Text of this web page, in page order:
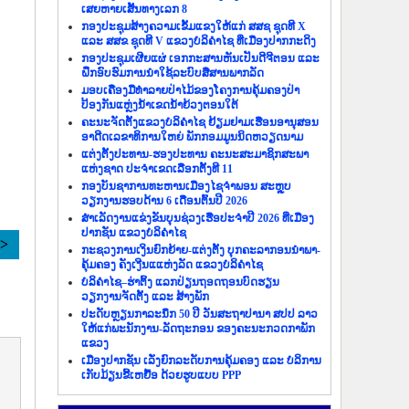
ເສຍຫາຍເສັ້ນທາງເລກ 8
ກອງປະຊຸມສ້າງຄວາມເຂັ້ມແຂງໃຫ້ແກ່ ສສຊ ຊຸດທີ X
ແລະ ສສຂ ຊຸດທີ V ແຂວງບໍລິຄຳໄຊ ທີ່ເມືອງປາກກະດິງ
ກອງປະຊຸມເຜີຍແຜ່ ເອກກະສານຫັນເປັນດີຈີຕອນ ແລະ
ຝຶກອົບຮົມການນຳໃຊ້ລະບົບສື່ສານພາກລັດ
ມອບເຄື່ອງມືທຳລາຍປ່າໄມ້ຂອງໂຄງການຄຸ້ມຄອງປ່າ
ປ້ອງກັນແຫຼ່ງນ້ຳເຂດນ້ຳຍ້ວງຕອນໃຕ້
ຄະນະຈັດຕັ້ງແຂວງບໍລິຄຳໄຊ ຢ້ຽມຢາມເຮືອນອານຸສອນ
ອາດີດເລຂາທິການໃຫຍ່ ພັກກອມມູນນິດຫວຽດນາມ
ແຕ່ງຕັ້ງປະທານ-ຮອງປະທານ ຄະນະສະມາຊິກສະພາ
ແຫ່ງຊາດ ປະຈຳເຂດເລືອກຕັ້ງທີ 11
ກອງບັນຊາການທະຫານເມືອງໄຊຈຳພອນ ສະຫຼຸບ
ວຽກງານຮອບດ້ານ 6 ເດືອນຕົ້ນປີ 2026
ສຳເລັດງານແຂ່ງຂັນບຸນຊ່ວງເຮືອປະຈຳປີ 2026 ທີ່ເມືອງ
ປາກຊັນ ແຂວງບໍລິຄຳໄຊ
ກະຊວງການເງິນຍົກຍ້າຍ-ແຕ່ງຕັ້ງ ບຸກຄະລາກອນນຳພາ-
ຄຸ້ມຄອງ ຄັງເງີນແແຫ່ງລັດ ແຂວງບໍລິຄຳໄຊ
ບໍລິຄຳໄຊ–ຮ່າຕິ້ງ ແລກປ່ຽນຖອດຖອນບົດຮຽນ
ວຽກງານຈັດຕັ້ງ ແລະ ສ້າງພັກ
ປະດັບຫຼຽນກາລະນຶກ 50 ປີ ວັນສະຖາປານາ ສປປ ລາວ
ໃຫ້ແກ່ພະນັກງານ-ລັດຖະກອນ ຂອງຄະນະກວດກາພັກ
ແຂວງ
ເມືອງປາກຊັນ ເລັ່ງຍົກລະດັບການຄຸ້ມຄອງ ແລະ ບໍລິການ
ເກັບມ້ຽນຂີ້ເຫຍື້ອ ດ້ວຍຮູບແບບ PPP